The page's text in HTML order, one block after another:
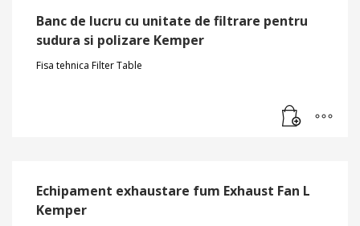
Banc de lucru cu unitate de filtrare pentru
sudura si polizare Kemper
Fisa tehnica Filter Table
Echipament exhaustare fum Exhaust Fan L
Kemper